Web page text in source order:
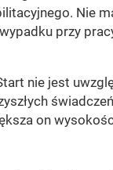
Nie
przy
nie jest
on